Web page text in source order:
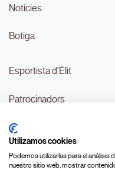
Utilizamos cookies
Podemos utilizarlas para el análisis
nuestro sitio web, mostrar
Notícies
Botiga
Esportista d'Èlit
Patrocinadors
Transparència
#MouLaPilota